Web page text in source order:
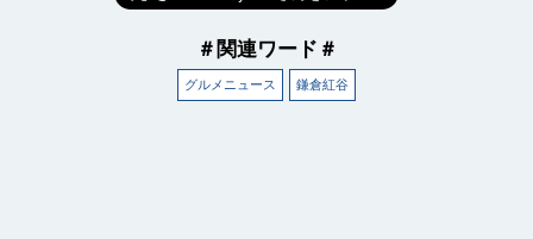
＃関連ワード＃
グルメニュース 鎌倉紅谷